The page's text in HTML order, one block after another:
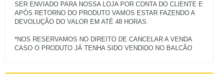
SER ENVIADO PARA NOSSA LOJA POR CONTA DO CLIENTE E
APÓS RETORNO DO PRODUTO VAMOS ESTAR FAZENDO A
DEVOLUÇÃO DO VALOR EM ATÉ 48 HORAS.
*NOS RESERVAMOS NO DIREITO DE CANCELAR A VENDA